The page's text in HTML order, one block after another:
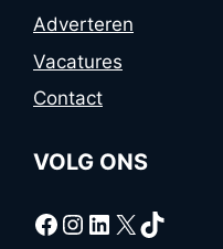
Adverteren
Vacatures
Contact
VOLG ONS
Facebook
Instagram
LinkedIn
X TikTok